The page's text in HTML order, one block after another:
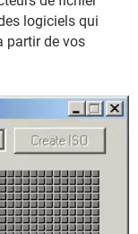
logiciels qui
partir de vos